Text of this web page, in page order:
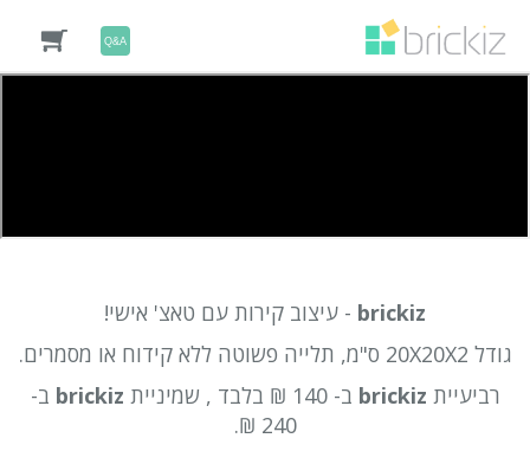
Q&A
brickiz - עיצוב קירות עם טאצ' אישי!
גודל 20X20X2 ס"מ, תלייה פשוטה ללא קידוח או מסמרים.
רביעיית brickiz ב- 140 ₪ בלבד , שמיניית brickiz ב-
240 ₪.